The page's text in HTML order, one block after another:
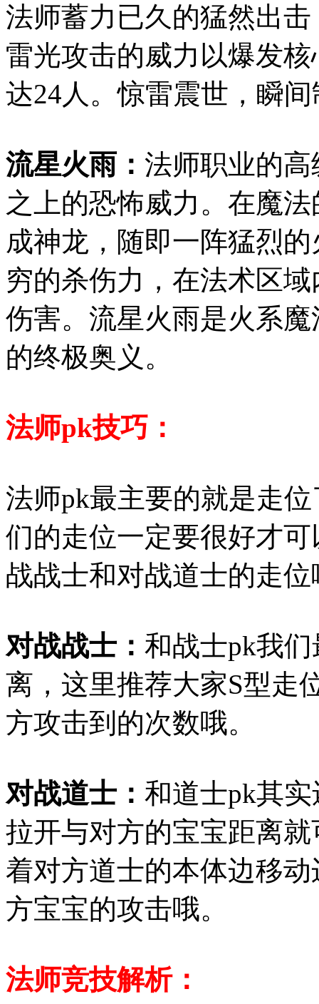
法师蓄力已久的猛然出
雷光攻击的威力以爆发
达24人。惊雷震世，瞬
流星火雨： 法师职业的
之上的恐怖威力。在魔
成神龙，随即一阵猛烈
穷的杀伤力，在法术区
伤害。流星火雨是火系
的终极奥义。
法师pk技巧：
法师pk最主要的就是走
们的走位一定要很好才
战战士和对战道士的走位
对战战士： 和战士pk我
离，这里推荐大家S型走
方攻击到的次数哦。
对战道士： 和道士pk其
拉开与对方的宝宝距离
着对方道士的本体边移
方宝宝的攻击哦。
法师竞技解析：